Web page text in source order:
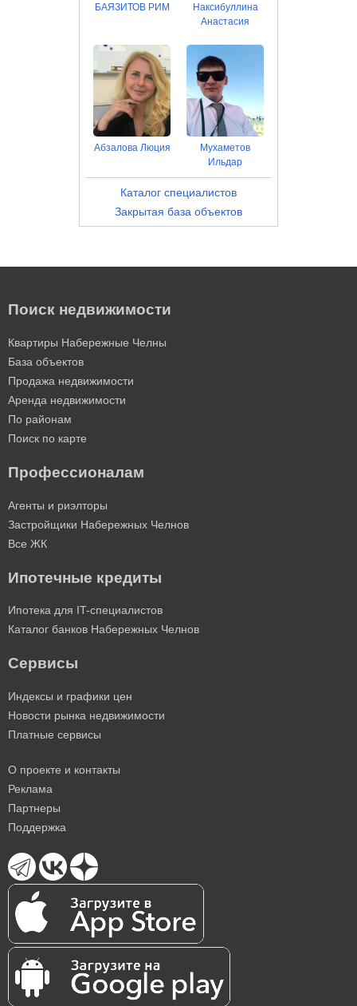
БАЯЗИТОВ РИМ
Наксибуллина
Анастасия
Абзалова Люция
Мухаметов
Ильдар
Каталог специалистов
Закрытая база объектов
Поиск недвижимости
Квартиры Набережные Челны
База объектов
Продажа недвижимости
Аренда недвижимости
По районам
Поиск по карте
Профессионалам
Агенты и риэлторы
Застройщики Набережных Челнов
Все ЖК
Ипотечные кредиты
Ипотека для IT-специалистов
Каталог банков Набережных Челнов
Сервисы
Индексы и графики цен
Новости рынка недвижимости
Платные сервисы
О проекте и контакты
Реклама
Партнеры
Поддержка